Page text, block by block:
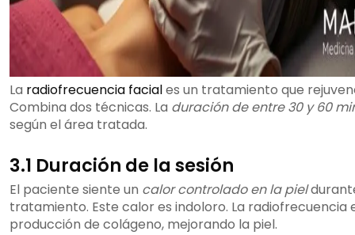
La radiofrecuencia faciales un tratamiento que
Combina dos técnicas. La duración de entre 30 y 60
según el área tratada.
3.1 Duración de la sesión
El paciente siente un calor controlado en la piel
tratamiento. Este calor es indoloro. La radiofrecuencia
producción de colágeno, mejorando la piel.